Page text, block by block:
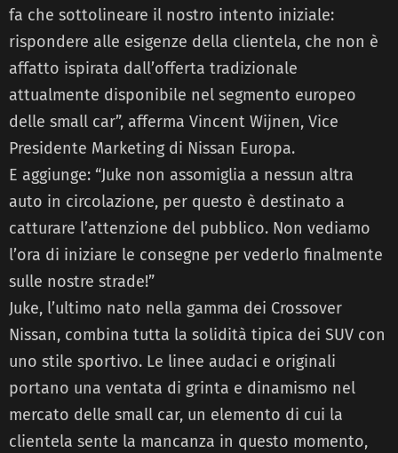
fa che sottolineare il nostro intento iniziale:
rispondere alle esigenze della clientela, che non è
affatto ispirata dall’offerta tradizionale
attualmente disponibile nel segmento europeo
delle small car”, afferma Vincent Wijnen, Vice
Presidente Marketing di Nissan Europa.
E aggiunge: “Juke non assomiglia a nessun altra
auto in circolazione, per questo è destinato a
catturare l’attenzione del pubblico. Non vediamo
l’ora di iniziare le consegne per vederlo finalmente
sulle nostre strade!”
Juke, l’ultimo nato nella gamma dei Crossover
Nissan, combina tutta la solidità tipica dei SUV con
uno stile sportivo. Le linee audaci e originali
portano una ventata di grinta e dinamismo nel
mercato delle small car, un elemento di cui la
clientela sente la mancanza in questo momento,